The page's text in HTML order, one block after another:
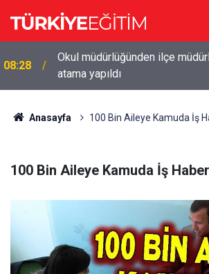
08:28
Okul müdürlüğünden ilçe
atama yapıldı
Anasayfa 100 Bin Aileye Kamuda İş
100 Bin Aileye Kamuda İş